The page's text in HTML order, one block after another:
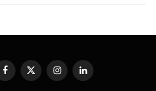
Facebook
X
InstagramLinkedIn